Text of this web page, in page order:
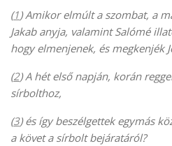
(1) Amikor elmúlt a szombat, a
Jakab anyja, valamint Salómé
hogy elmenjenek, és megkenjék
(2) A hét első napján, korán
sírbolthoz,
(3) és így beszélgettek egymás
a követ a sírbolt bejáratáról?